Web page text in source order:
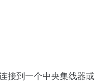
接到一个中央集线器或